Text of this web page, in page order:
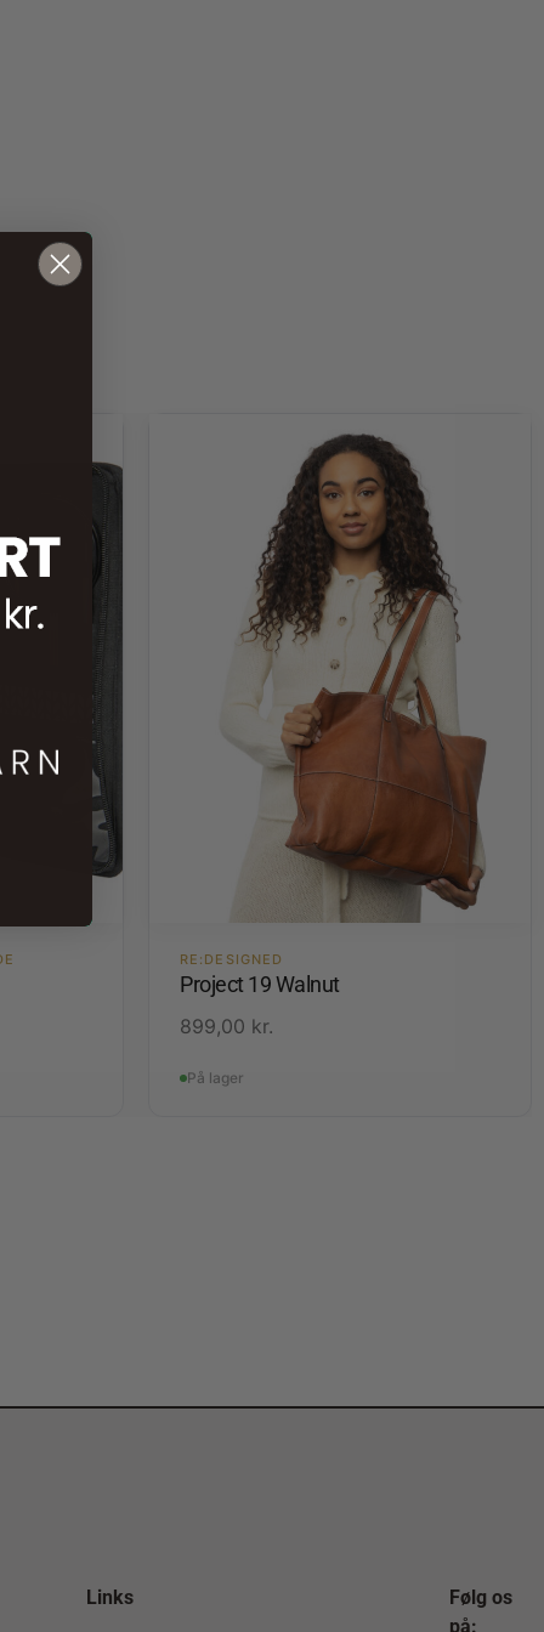
RE:DESIGNED
Project 19 Walnut
899,00 kr.
På lager
Links
Følg os
på: